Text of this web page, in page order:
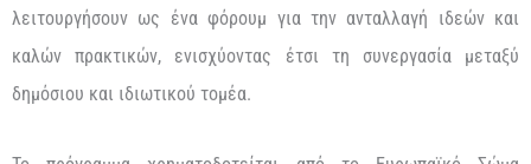
λειτουργήσουν ως ένα φόρουμ για την ανταλλαγή ιδεών και
καλών πρακτικών, ενισχύοντας έτσι τη συνεργασία μεταξύ
δημόσιου και ιδιωτικού τομέα.